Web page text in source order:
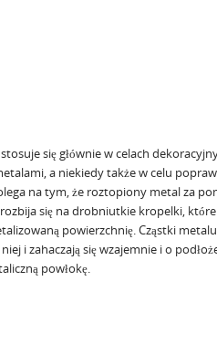
się głównie w celach
a niekiedy także w celu
na tym, że roztopiony metal za
się na drobniutkie kropelki, które
powierzchnię. Cząstki
niej i zahaczają się wzajemnie i o
powłokę.